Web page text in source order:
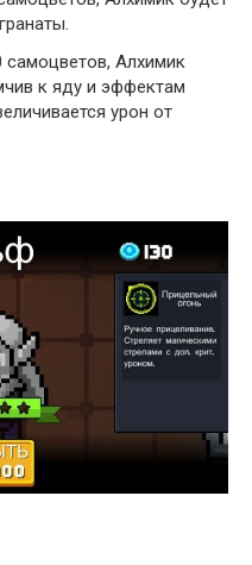
Алхимик
к яду и эффектам
урон от